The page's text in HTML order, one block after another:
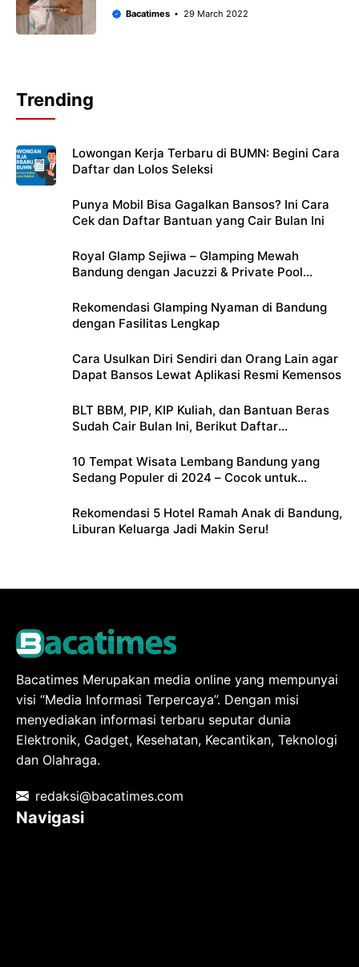
Warganet Dibuat Meremang
Bacatimes 29 March 2022
Trending
Lowongan Kerja Terbaru di BUMN: Begini Cara
Daftar dan Lolos Seleksi
Punya Mobil Bisa Gagalkan Bansos? Ini Cara
Cek dan Daftar Bantuan yang Cair Bulan Ini
Royal Glamp Sejiwa – Glamping Mewah
Bandung dengan Jacuzzi & Private Pool
Rekomendasi Glamping Nyaman di Bandung
dengan Fasilitas Lengkap
Cara Usulkan Diri Sendiri dan Orang Lain agar
Dapat Bansos Lewat Aplikasi Resmi Kemensos
BLT BBM, PIP, KIP Kuliah, dan Bantuan Beras
Sudah Cair Bulan Ini, Berikut Daftar
10 Tempat Wisata Lembang Bandung yang
Sedang Populer di 2024 – Cocok untuk
Rekomendasi 5 Hotel Ramah Anak di Bandung,
Liburan Keluarga Jadi Makin Seru!
Bacatimes Merupakan media online yang mempunyai
visi “Media Informasi Terpercaya”. Dengan misi
menyediakan informasi terbaru seputar dunia
Elektronik, Gadget, Kesehatan, Kecantikan, Teknologi
dan Olahraga.
redaksi@bacatimes.com
Navigasi